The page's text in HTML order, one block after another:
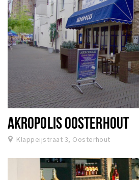
AKROPOLIS OOSTERHOUT
Klappeijstraat 3, Oosterhout